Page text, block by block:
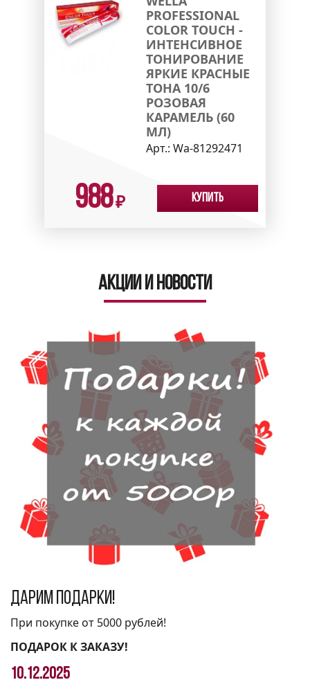
PROFESSIONAL
COLOR TOUCH -
ИНТЕНСИВНОЕ
ТОНИРОВАНИЕ
ЯРКИЕ КРАСНЫЕ
ТОНА 10/6
РОЗОВАЯ
КАРАМЕЛЬ (60
МЛ)
Арт.: Wa-81292471
988₽ Купить
Акции и новости
Дарим подарки!
При покупке от 5000 рублей!
ПОДАРОК К ЗАКАЗУ!
10.12.2025